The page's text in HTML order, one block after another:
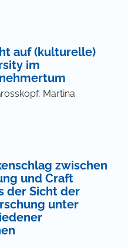
oder durch Zahlung
auf (kulturelle)
im
Martina
oder durch Zahlung
zwischen
und Craft
der Sicht der
unter